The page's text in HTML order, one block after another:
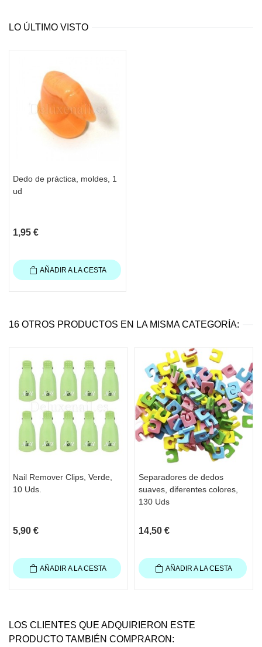
LO ÚLTIMO VISTO
Dedo de práctica, moldes, 1
ud
1,95 €
AÑADIR A LA CESTA
16 OTROS PRODUCTOS EN LA MISMA CATEGORÍA:
Nail Remover Clips, Verde,
10 Uds.
5,90 €
AÑADIR A LA CESTA
Separadores de dedos
suaves, diferentes colores,
130 Uds
14,50 €
AÑADIR A LA CESTA
LOS CLIENTES QUE ADQUIRIERON ESTE
PRODUCTO TAMBIÉN COMPRARON: